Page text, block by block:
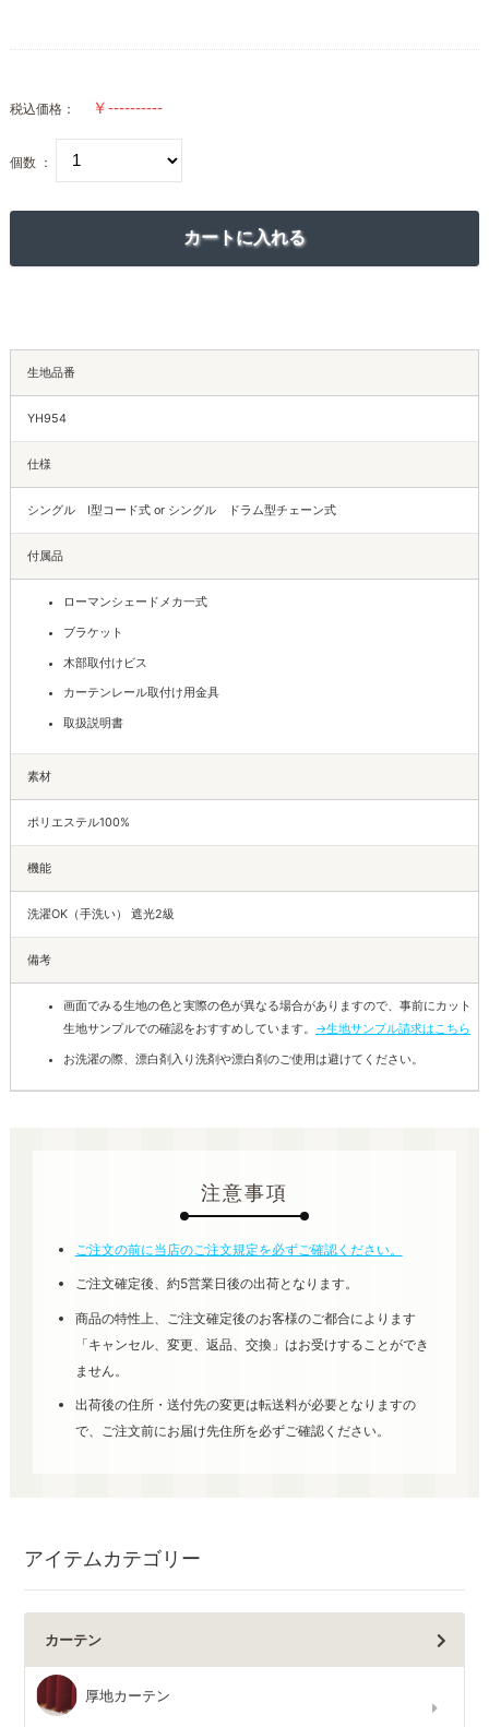
税込価格：
個数 ：
生地品番
YH954
仕様
シングル I型コード式 or シングル ドラム型チェーン式
付属品
ローマンシェードメカ一式
ブラケット
木部取付けビス
カーテンレール取付け用金具
取扱説明書
素材
ポリエステル100%
機能
洗濯OK（手洗い） 遮光2級
備考
画面でみる生地の色と実際の色が異なる場合がありますので、事前にカット
生地サンプルでの確認をおすすめしています。 →生地サンプル請求はこちら
お洗濯の際、漂白剤入り洗剤や漂白剤のご使用は避けてください。
注意事項
ご注文の前に当店のご注文規定を必ずご確認ください。
ご注文確定後、約5営業日後の出荷となります。
商品の特性上、ご注文確定後のお客様のご都合によります
「キャンセル、変更、返品、交換」はお受けすることができ
ません。
出荷後の住所・送付先の変更は転送料が必要となりますの
で、ご注文前にお届け先住所を必ずご確認ください。
アイテムカテゴリー
カーテン
厚地カーテン